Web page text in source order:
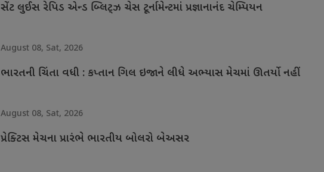
સેંટ લુઈસ રેપિડ એન્ડ બ્લિટ્ઝ ચેસ ટૂર્નામેન્ટમાં પ્રજ્ઞાનાનંદ ચેમ્પિયન
August 08, Sat, 2026
ભારતની ચિંતા વધી : કપ્તાન ગિલ ઇજાને લીધે અભ્યાસ મેચમાં ઊતર્યો નહીં
August 08, Sat, 2026
પ્રેક્ટિસ મેચના પ્રારંભે ભારતીય બોલરો બેઅસર